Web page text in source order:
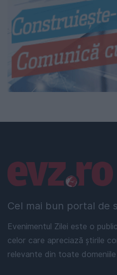
Cel mai bun portal de
Evenimentul Zilei este o
celor care apreciază știrile
relevante din toate
Linkuri utile